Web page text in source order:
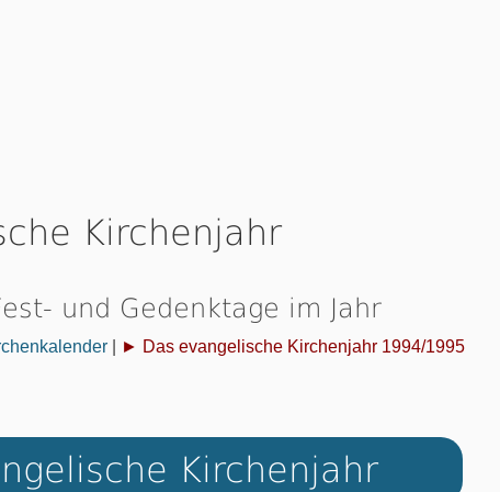
Kirchenjahr
und Gedenktage im Jahr
► Das evangelische Kirchenjahr 1994/1995
Kirchenjahr